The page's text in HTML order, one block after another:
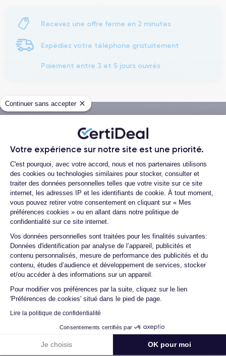
Continuer sans accepter
Votre expérience sur notre site est une priorité.
Plateforme de Gestion du
C'est pourquoi, avec votre accord, nous et nos partenaires utilisons
des cookies ou technologies similaires pour stocker, consulter et
traiter des données personnelles telles que votre visite sur ce site
internet, les adresses IP et les identifiants de cookie. À tout moment,
vous pouvez retirer votre consentement en cliquant sur « Mes
préférences cookies » ou en allant dans notre politique de
confidentialité sur ce site internet.
Vos données personnelles sont traitées pour les finalités suivantes:
Données d'identification par analyse de l’appareil, publicités et
contenu personnalisés, mesure de performance des publicités et du
contenu, études d’audience et développement de services, stocker
et/ou accéder à des informations sur un appareil.
Pour modifier vos préférences par la suite, cliquez sur le lien
'Préférences de cookies' situé dans le pied de page.
Lire la politique de confidentialité
Consentements certifiés par
Je choisis OK pour moi
Axeptio consent
Recevez une offre ferme en 2 minutes
Expédiez votre téléphone gratuitement
Paiement entre 3 et 5 jours ouvrés
Méthodes de Paiement
Livraison avec
Paiement 100% sécurisé
Qui sommes-nous ?
Démocratiser le reconditionné
Visitez notre atelier
iPhone à 60€
La CertiAcadémie
Services CertiDeal